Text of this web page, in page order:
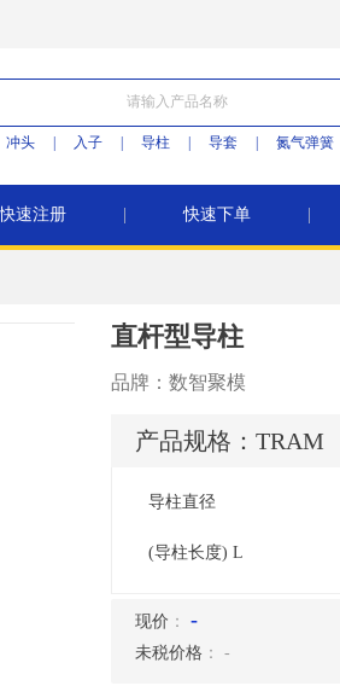
冲头 入子 导柱 导套 氮气弹簧
快速注册 快速下单
直杆型导柱
品牌： 数智聚模
产品规格： TRAM
导柱直径
(导柱长度) L
现价 ： -
未税价格 ： -